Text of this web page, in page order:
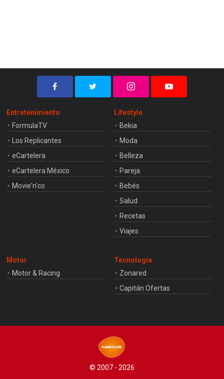
Entretenimiento
FormulaTV
Los Replicantes
eCartelera
eCartelera México
Movie'n'co
Lifestyle
Bekia
Moda
Belleza
Pareja
Bebés
Salud
Recetas
Viajes
Motor
Motor & Racing
Tecnología
Zonared
Capitán Ofertas
© 2007 - 2026